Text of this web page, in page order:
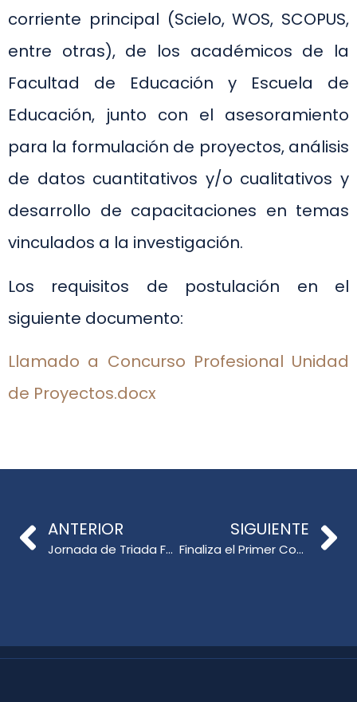
corriente principal (Scielo, WOS, SCOPUS,
entre otras), de los académicos de la
Facultad de Educación y Escuela de
Educación, junto con el asesoramiento
para la formulación de proyectos, análisis
de datos cuantitativos y/o cualitativos y
desarrollo de capacitaciones en temas
vinculados a la investigación.
Los requisitos de postulación en el
siguiente documento:
Llamado a Concurso Profesional Unidad
de Proyectos.docx
ANTERIOR
Jornada de Triada Formativa Educación General Básica
SIGUIENTE
Finaliza el Primer Congreso Música y Pedagogía UdeC 2021